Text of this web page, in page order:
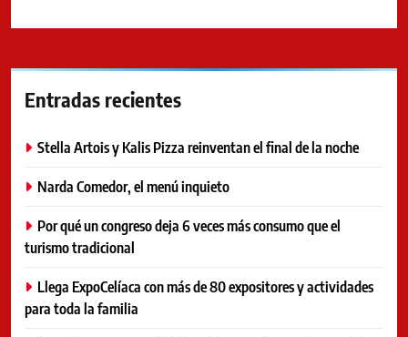
Entradas recientes
Stella Artois y Kalis Pizza reinventan el final de la noche
Narda Comedor, el menú inquieto
Por qué un congreso deja 6 veces más consumo que el
turismo tradicional
Llega ExpoCelíaca con más de 80 expositores y actividades
para toda la familia